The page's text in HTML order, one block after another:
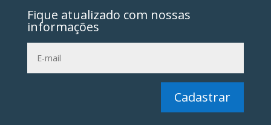
Fique atualizado com nossas
informações
Cadastrar